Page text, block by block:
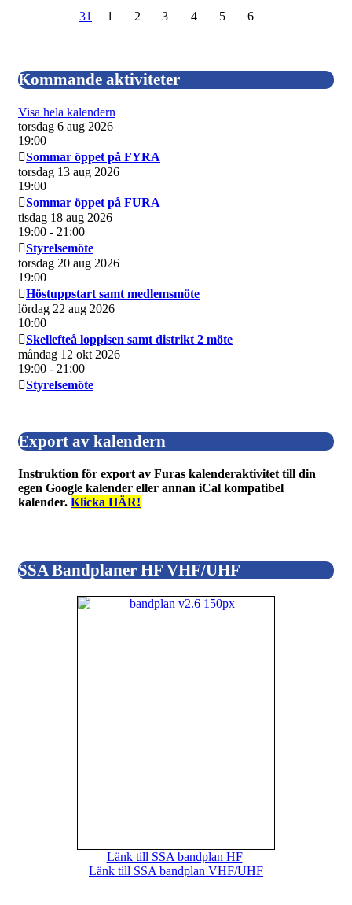
31 1 2 3 4 5 6
Kommande aktiviteter
Visa hela kalendern
torsdag 6 aug 2026
19:00
Sommar öppet på FYRA
torsdag 13 aug 2026
19:00
Sommar öppet på FURA
tisdag 18 aug 2026
19:00 - 21:00
Styrelsemöte
torsdag 20 aug 2026
19:00
Höstuppstart samt medlemsmöte
lördag 22 aug 2026
10:00
Skellefteå loppisen samt distrikt 2 möte
måndag 12 okt 2026
19:00 - 21:00
Styrelsemöte
Export av kalendern
Instruktion för export av Furas kalenderaktivitet till din
egen Google kalender eller annan iCal kompatibel
kalender. Klicka HÄR!
SSA Bandplaner HF VHF/UHF
Länk till SSA bandplan HF
Länk till SSA bandplan VHF/UHF